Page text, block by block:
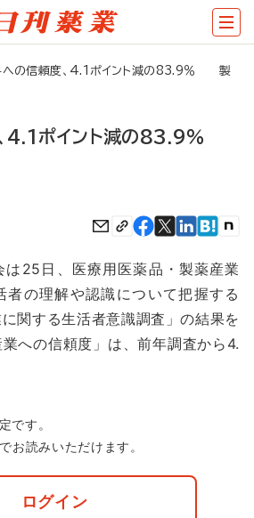
への信頼度、4.1ポイント減の83.9％ 製
4.1ポイント減の83.9％
25日、医療用医薬品・製薬産業
者の理解や認識について把握する
に関する生活者意識調査」の結果を
への信頼度」は、前年調査から4.
です。
お読みいただけます。
ログイン